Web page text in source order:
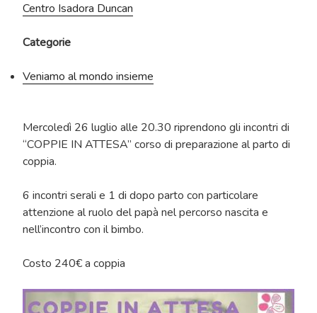
Centro Isadora Duncan
Categorie
Veniamo al mondo insieme
Mercoledì 26 luglio alle 20.30 riprendono gli incontri di
“COPPIE IN ATTESA” corso di preparazione al parto di
coppia.
6 incontri serali e 1 di dopo parto con particolare
attenzione al ruolo del papà nel percorso nascita e
nell’incontro con il bimbo.
Costo 240€ a coppia